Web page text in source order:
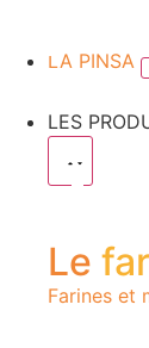
LA PINSA
LES
Le
Farines et